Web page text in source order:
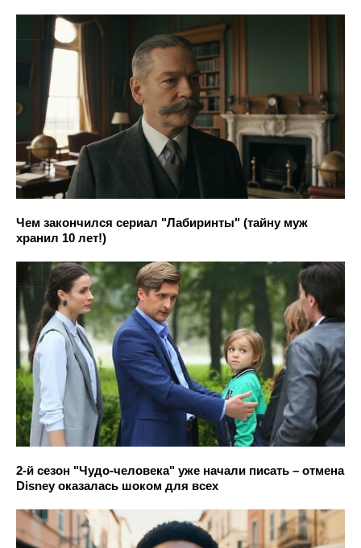
Чем закончился сериал "Лабиринты" (тайну муж
хранил 10 лет!)
2-й сезон "Чудо-человека" уже начали писать – отмена
Disney оказалась шоком для всех